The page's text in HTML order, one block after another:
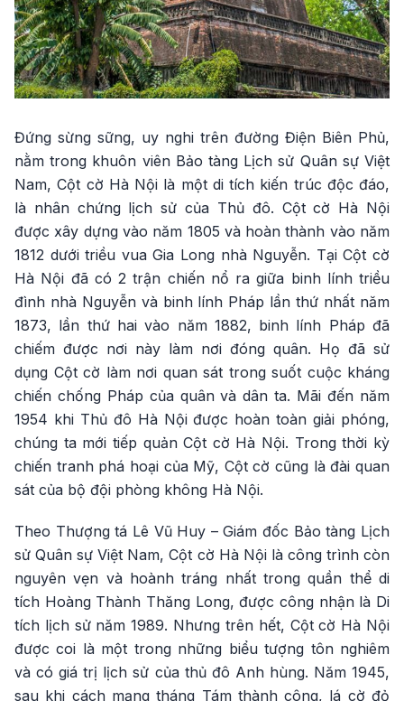
Đứng sừng sững, uy nghi trên đường Điện Biên Phủ,
nằm trong khuôn viên Bảo tàng Lịch sử Quân sự Việt
Nam, Cột cờ Hà Nội là một di tích kiến trúc độc đáo,
là nhân chứng lịch sử của Thủ đô. Cột cờ Hà Nội
được xây dựng vào năm 1805 và hoàn thành vào năm
1812 dưới triều vua Gia Long nhà Nguyễn. Tại Cột cờ
Hà Nội đã có 2 trận chiến nổ ra giữa binh lính triều
đình nhà Nguyễn và binh lính Pháp lần thứ nhất năm
1873, lần thứ hai vào năm 1882, binh lính Pháp đã
chiếm được nơi này làm nơi đóng quân. Họ đã sử
dụng Cột cờ làm nơi quan sát trong suốt cuộc kháng
chiến chống Pháp của quân và dân ta. Mãi đến năm
1954 khi Thủ đô Hà Nội được hoàn toàn giải phóng,
chúng ta mới tiếp quản Cột cờ Hà Nội. Trong thời kỳ
chiến tranh phá hoại của Mỹ, Cột cờ cũng là đài quan
sát của bộ đội phòng không Hà Nội.
Theo Thượng tá Lê Vũ Huy – Giám đốc Bảo tàng Lịch
sử Quân sự Việt Nam, Cột cờ Hà Nội là công trình còn
nguyên vẹn và hoành tráng nhất trong quần thể di
tích Hoàng Thành Thăng Long, được công nhận là Di
tích lịch sử năm 1989. Nhưng trên hết, Cột cờ Hà Nội
được coi là một trong những biểu tượng tôn nghiêm
và có giá trị lịch sử của thủ đô Anh hùng. Năm 1945,
sau khi cách mạng tháng Tám thành công, lá cờ đỏ